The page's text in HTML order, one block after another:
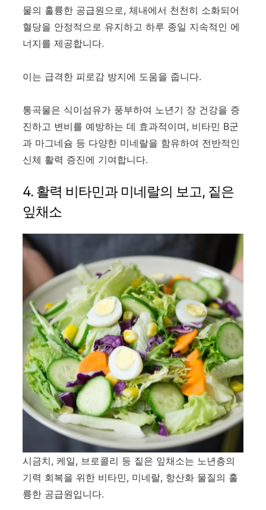
물의 훌륭한 공급원으로, 체내에서 천천히 소화되어
혈당을 안정적으로 유지하고 하루 종일 지속적인 에
너지를 제공합니다.
이는 급격한 피로감 방지에 도움을 줍니다.
통곡물은 식이섬유가 풍부하여 노년기 장 건강을 증
진하고 변비를 예방하는 데 효과적이며, 비타민 B군
과 마그네슘 등 다양한 미네랄을 함유하여 전반적인
신체 활력 증진에 기여합니다.
4. 활력 비타민과 미네랄의 보고, 짙은
잎채소
시금치, 케일, 브로콜리 등 짙은 잎채소는 노년층의
기력 회복을 위한 비타민, 미네랄, 항산화 물질의 훌
륭한 공급원입니다.